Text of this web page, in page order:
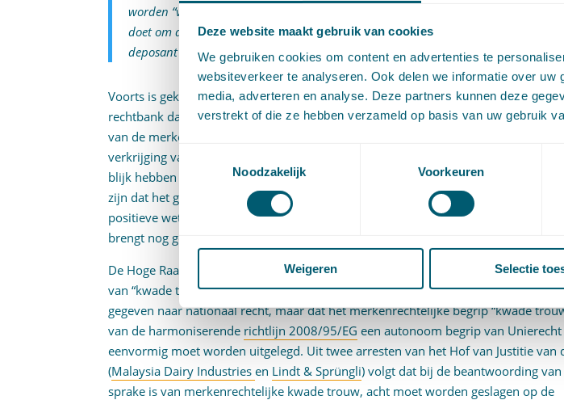
Deze website maakt gebruik van cookies
We gebruiken cookies om content en advertenties te
websiteverkeer te analyseren. Ook delen we informatie over
media, adverteren en analyse. Deze partners kunnen deze
verstrekt of die ze hebben verzameld op basis van uw gebruik
Toestemmingsselectie
Noodzakelijk
Voorkeuren
Weigeren Selectie
worden “verleend”, hetgeen duidt op meer dan enkel gedogen, en dat die
doet om de (subjectieve) kwade trouw van de deposant op te heffen, hetgeen erop
deposant van de toestemming op de hoogte zal moeten zijn.”
Voorts is geklaagd tegen het feit dat het hof zich heeft verenigd met het oordeel
rechtbank dat de directeur van ZAO, gelet op zijn positie en betrokkenheid bij de
van de merken, gerede twijfel had moeten hebben omtrent de rechtmatigheid van
verkrijging van de merken en dat daarom het depot te kwader trouw is verricht.
blijk hebben gegeven van een onjuiste rechtsopvatting, omdat voor kwade trouw
zijn dat het gaat om een opzettelijke, frauduleuze inbezitneming met de
positieve wetenschap van de onrechtmatigheid daarvan. Het ontbreken van goede
brengt nog geen kwade trouw in de zin van artikel 4, aanhef en onder 6, BMW mee.
De Hoge Raad stelt bij de beoordeling van dit onderdeel voorop dat, voor de vraag
van “kwade trouw” in de zin van dit artikel niet beslissend is welke inhoud aan
gegeven naar nationaal recht, maar dat het merkenrechtelijke begrip “kwade
van de harmoniserende richtlijn 2008/95/EG een autonoom begrip van
eenvormig moet worden uitgelegd. Uit twee arresten van het Hof van Justitie van
(Malaysia Dairy Industriesen Lindt & Sprüngli) volgt dat bij de beantwoording
sprake is van merkenrechtelijke kwade trouw, acht moet worden geslagen op de